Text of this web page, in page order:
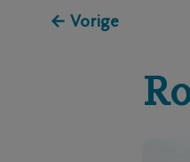
← Vorige